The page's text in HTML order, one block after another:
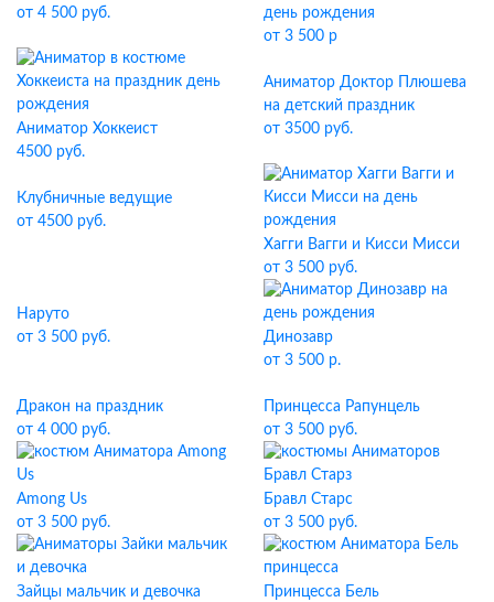
от 4 500 руб.
день рождения
от 3 500 р
Аниматор Хоккеист
4500 руб.
Аниматор Доктор Плюшева
на детский праздник
от 3500 руб.
Клубничные ведущие
от 4500 руб.
Хагги Вагги и Кисси Мисси
от 3 500 руб.
Наруто
от 3 500 руб.
Динозавр
от 3 500 р.
Дракон на праздник
от 4 000 руб.
Принцесса Рапунцель
от 3 500 руб.
Among Us
от 3 500 руб.
Бравл Старс
от 3 500 руб.
Зайцы мальчик и девочка
Принцесса Бель